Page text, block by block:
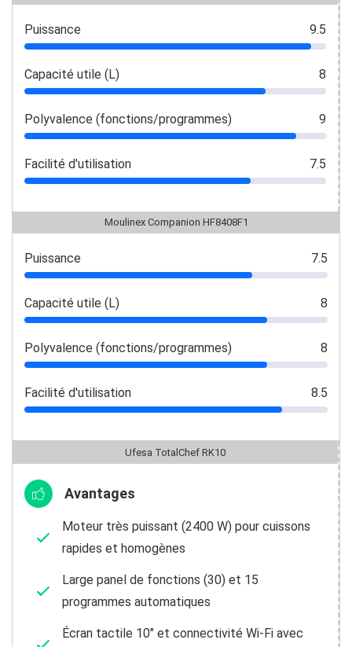
Puissance 9.5
Capacité utile (L) 8
Polyvalence (fonctions/programmes) 9
Facilité d'utilisation 7.5
Moulinex Companion HF8408F1
Puissance 7.5
Capacité utile (L) 8
Polyvalence (fonctions/programmes) 8
Facilité d'utilisation 8.5
Ufesa TotalChef RK10
Avantages
Moteur très puissant (2400 W) pour cuissons
rapides et homogènes
Large panel de fonctions (30) et 15
programmes automatiques
Écran tactile 10″ et connectivité Wi‑Fi avec